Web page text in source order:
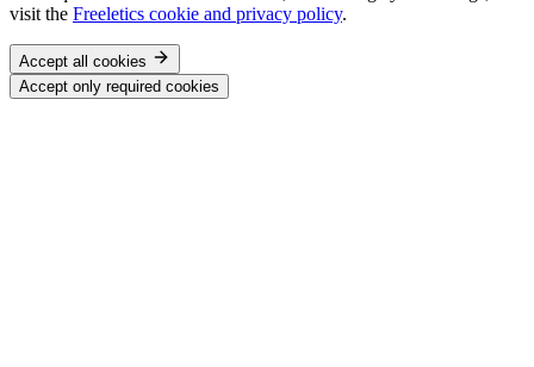
visit the Freeletics cookie and privacy policy.
Accept all cookies
Accept only required cookies